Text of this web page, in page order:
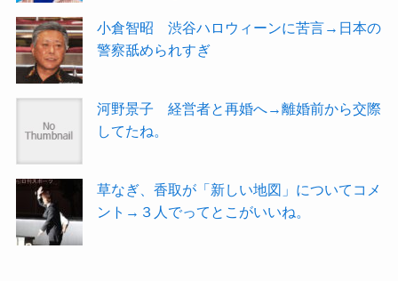
小倉智昭 渋谷ハロウィーンに苦言→日本の
警察舐められすぎ
河野景子 経営者と再婚へ→離婚前から交際
してたね。
草なぎ、香取が「新しい地図」についてコメ
ント→３人でってとこがいいね。